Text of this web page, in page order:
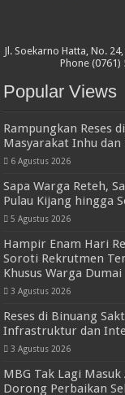
Jl. Soekarno Hatta, No.
Phone (0761)
Popular Views
Rampungkan Reses
Masyarakat Inhu dan
6 Agustus 2026
Sapa Warga Reteh,
Pulau Kijang hingga
5 Agustus 2026
Hampir Enam Hari
Soroti Rekrutmen
Khusus Warga Dumai
3 Agustus 2026
Reses di Binuang
Infrastruktur dan
3 Agustus 2026
MBG Tak Lagi
Dorong Perbaikan